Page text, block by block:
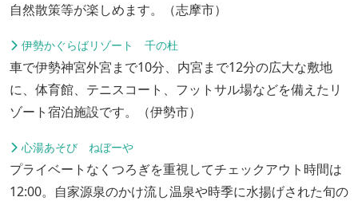
自然散策等が楽しめます。（志摩市）
伊勢かぐらばリゾート 千の杜
車で伊勢神宮外宮まで10分、内宮まで12分の広大な敷地
に、体育館、テニスコート、フットサル場などを備えたリ
ゾート宿泊施設です。（伊勢市）
心湯あそび ねぼーや
プライベートなくつろぎを重視してチェックアウト時間は
12:00。自家源泉のかけ流し温泉や時季に水揚げされた旬の